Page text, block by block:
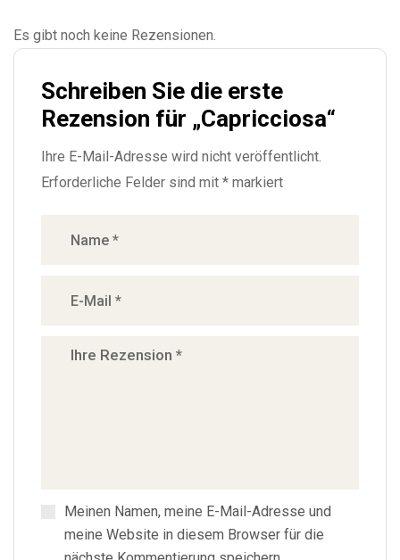
Es gibt noch keine Rezensionen.
Schreiben Sie die erste
Rezension für „Capricciosa“
Ihre E-Mail-Adresse wird nicht veröffentlicht.
Erforderliche Felder sind mit * markiert
Meinen Namen, meine E-Mail-Adresse und
meine Website in diesem Browser für die